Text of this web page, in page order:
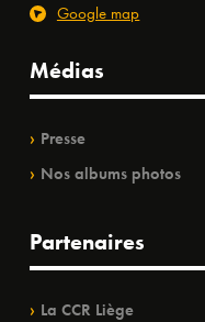
Google map
Médias
Presse
Nos albums photos
Partenaires
La CCR Liège